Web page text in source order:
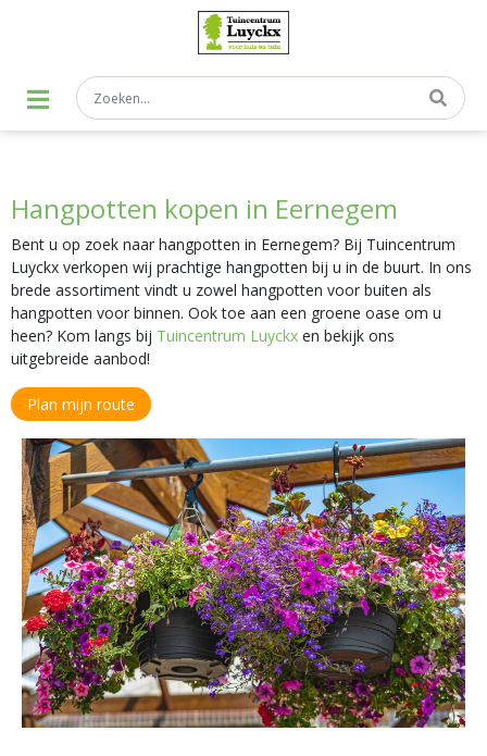
Hangpotten kopen in Eernegem
Bent u op zoek naar hangpotten in Eernegem? Bij Tuincentrum
Luyckx verkopen wij prachtige hangpotten bij u in de buurt. In ons
brede assortiment vindt u zowel hangpotten voor buiten als
hangpotten voor binnen. Ook toe aan een groene oase om u
heen? Kom langs bij Tuincentrum Luyckx en bekijk ons
uitgebreide aanbod!
Plan mijn route